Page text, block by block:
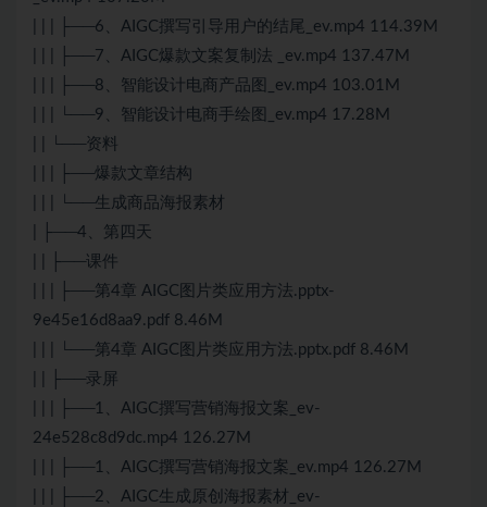
| | | ├──6、AIGC撰写引导用户的结尾_ev.mp4 114.39M
| | | ├──7、AIGC爆款文案复制法 _ev.mp4 137.47M
| | | ├──8、智能设计电商产品图_ev.mp4 103.01M
| | | └──9、智能设计电商手绘图_ev.mp4 17.28M
| | └──资料
| | | ├──爆款文章结构
| | | └──生成商品海报素材
| ├──4、第四天
| | ├──课件
| | | ├──第4章 AIGC图片类应用方法.pptx-
9e45e16d8aa9.pdf 8.46M
| | | └──第4章 AIGC图片类应用方法.pptx.pdf 8.46M
| | ├──录屏
| | | ├──1、AIGC撰写营销海报文案_ev-
24e528c8d9dc.mp4 126.27M
| | | ├──1、AIGC撰写营销海报文案_ev.mp4 126.27M
| | | ├──2、AIGC生成原创海报素材_ev-